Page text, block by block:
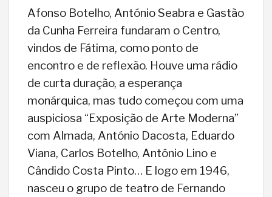
Afonso Botelho, António Seabra e Gastão
da Cunha Ferreira fundaram o Centro,
vindos de Fátima, como ponto de
encontro e de reflexão. Houve uma rádio
de curta duração, a esperança
monárquica, mas tudo começou com uma
auspiciosa “Exposição de Arte Moderna”
com Almada, António Dacosta, Eduardo
Viana, Carlos Botelho, António Lino e
Cândido Costa Pinto… E logo em 1946,
nasceu o grupo de teatro de Fernando